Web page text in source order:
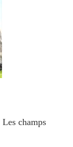
Les champs